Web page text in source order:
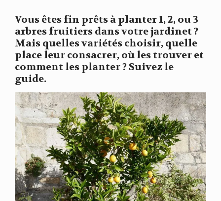
Vous êtes fin prêts à planter 1, 2, ou 3
arbres fruitiers dans votre jardinet ?
Mais quelles variétés choisir, quelle
place leur consacrer, où les trouver et
comment les planter ? Suivez le
guide.